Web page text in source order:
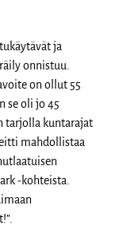
ja
onnistuu.
on ollut 55
se oli jo 45
tarjolla kuntarajat
mahdollistaa
-kohteista.